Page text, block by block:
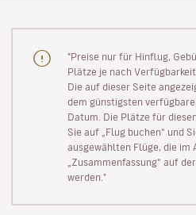
"Preise nur für Hinflug,
Plätze je nach
Die auf dieser Seite
dem günstigsten
Datum. Die Plätze für
Sie auf „Flug buchen“ und
ausgewählten Flüge, die im
„Zusammenfassung“ auf
werden."